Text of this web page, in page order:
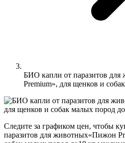
БИО капли от паразитов
Premium», для щенков и
Следите за графиком цен, чтобы
паразитов для животных«Пижон